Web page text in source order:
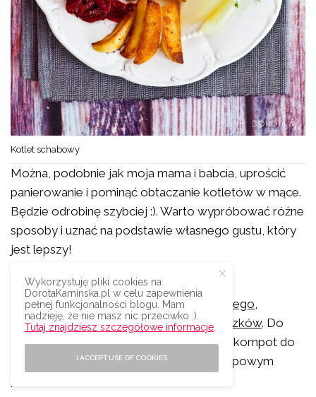
Kotlet schabowy
Można, podobnie jak moja mama i babcia, uprościć
panierowanie i pominąć obtaczanie kotletów w mące.
Będzie odrobinę szybciej :). Warto wypróbować różne
sposoby i uznać na podstawie własnego gustu, który
jest lepszy!
KOTLETY SCHABOWE PRZEPIS
Polecam z dodatkiempuree ziemniaczanego
surówek,zasmażanej kapustyalboburaczków. Do
tego koniecznie zupa na pierwsze danie i kompot do
picia. Oto klasyczny niedzielny obiad w typowym
Wykorzystuję pliki cookies na
DorotaKaminska.pl w celu zapewnienia
pełnej funkcjonalności blogu. Mam
nadzieję, że nie masz nic przeciwko :).
Tutaj znajdziesz szczegółowe informacje
I ACCEPT USE OF COOKIES